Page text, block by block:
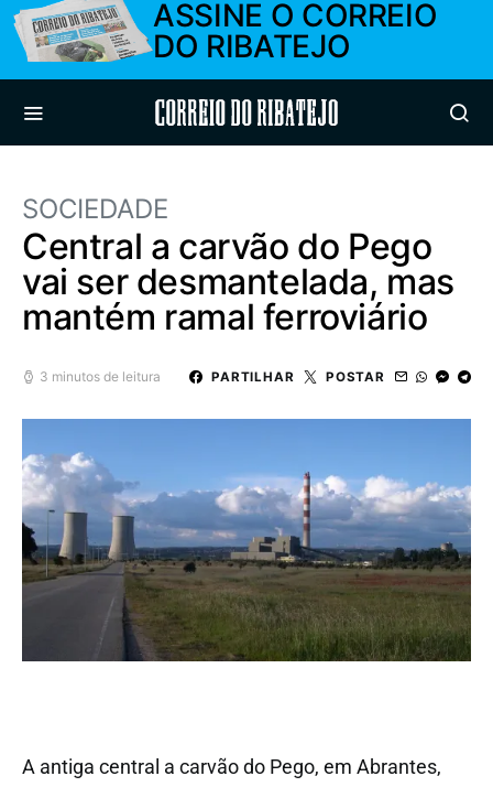
ASSINE O CORREIO
DO RIBATEJO
Correio do Ribatejo
SOCIEDADE
Central a carvão do Pego
vai ser desmantelada, mas
mantém ramal ferroviário
3 minutos de leitura PARTILHAR POSTAR
A antiga central a carvão do Pego, em Abrantes,